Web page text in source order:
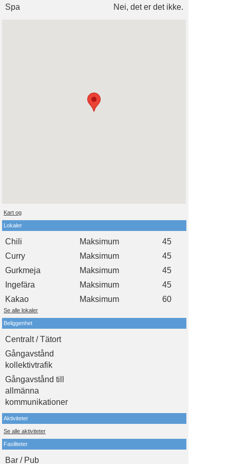
Spa
Nei, det er det ikke.
Kart og
Lokaler
Chili Maksimum
45
Curry
Maksimum
45
Gurkmeja
Maksimum
45
Ingefära
Maksimum
45
Kakao
Maksimum 60
Se alle lokaler
Beliggenhet
Centralt / Tätort
Gångavstånd
kollektivtrafik
Gångavstånd till
allmänna
kommunikationer
Aktiviteter
Se alle aktiviteter
Fasiliteter
Bar / Pub